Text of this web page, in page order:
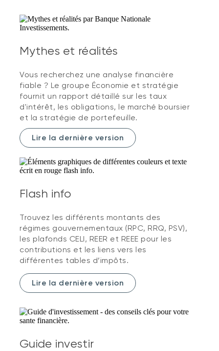
Mythes et réalités
Vous recherchez une analyse financière
fiable ? Le groupe Économie et stratégie
fournit un rapport détaillé sur les taux
d'intérêt, les obligations, le marché boursier
et la stratégie de portefeuille.
Lire la dernière version
Flash info
Trouvez les différents montants des
régimes gouvernementaux (RPC, RRQ, PSV),
les plafonds CELI, REER et REEE pour les
contributions et les liens vers les
différentes tables d’impôts.
Lire la dernière version
Guide investir